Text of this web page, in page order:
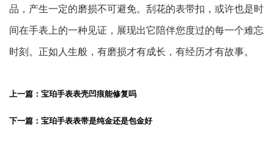
品，产生一定的磨损不可避免。刮花的表带扣，或许也是时
间在手表上的一种见证，展现出它陪伴您度过的每一个难忘
时刻。正如人生般，有磨损才有成长，有经历才有故事。
上一篇：宝珀手表表壳凹痕能修复吗
下一篇：宝珀手表表带是纯金还是包金好